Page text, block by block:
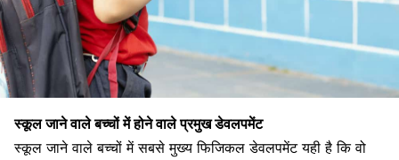
स्कूल जाने वाले बच्चों में होने वाले प्रमुख डेवलपमेंट
स्कूल जाने वाले बच्चों में सबसे मुख्यफिजिकल डेवलपमेंट यही है कि वो